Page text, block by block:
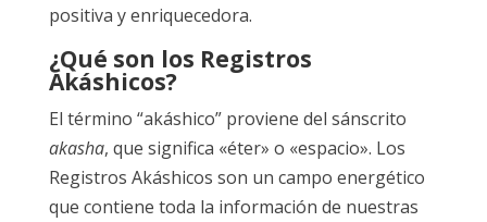
positiva y enriquecedora.
¿Qué son los Registros
Akáshicos?
El término “akáshico” proviene del sánscrito
akasha, que significa «éter» o «espacio». Los
Registros Akáshicos son un campo energético
que contiene toda la información de nuestras